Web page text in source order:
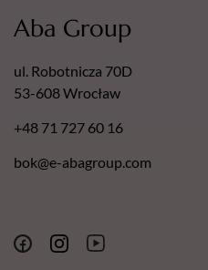
Aba Group
ul. Robotnicza 70D
53-608 Wrocław
+48 71 727 60 16
bok@e-abagroup.com